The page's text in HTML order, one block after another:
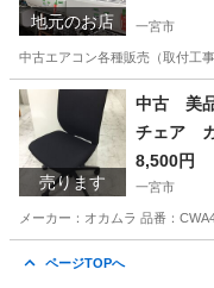
地元のお店 一宮市
中古エアコン各種販売（取付工
愛知 一宮市 その他
売ります
中古 美
チェア
スクチェ
座スライ
市 江南
務ヶ原
8,500円
一宮市
メーカー：オカムラ 品番：
ページTOPへ